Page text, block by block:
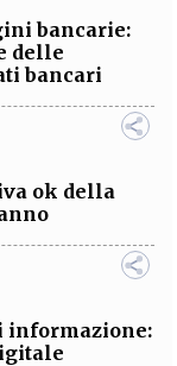
bancarie:
delle
bancari
ok della
informazione: